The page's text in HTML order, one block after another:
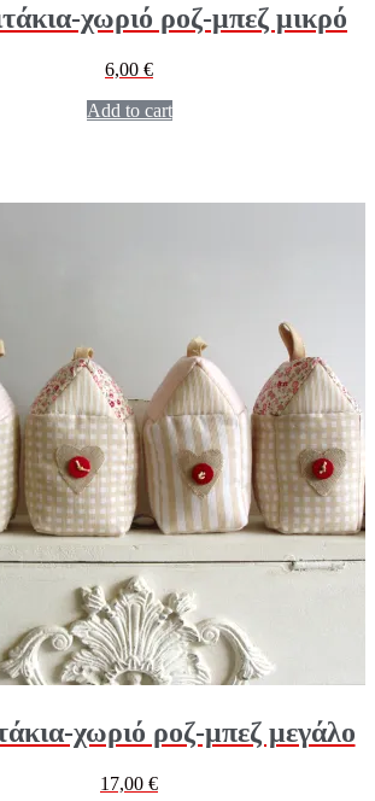
χωριό ροζ-μπεζ μικρό
6,00 €
Add to cart
χωριό ροζ-μπεζ μεγάλο
17,00 €